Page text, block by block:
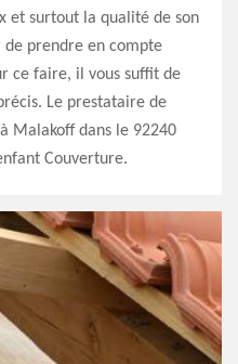
et surtout la qualité de son
prendre en compte
ce faire, il vous suffit de
Le prestataire de
Malakoff dans le 92240
Couverture.